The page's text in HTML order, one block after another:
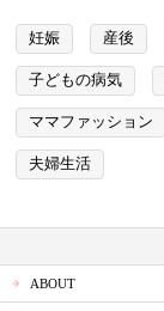
妊娠 産後
子どもの病気
ママファッション
夫婦生活
ABOUT